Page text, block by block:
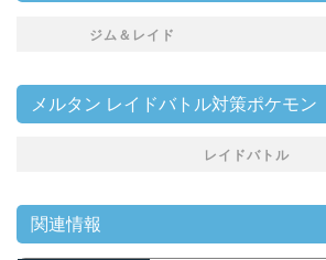
ジム＆レイド
メルタン レイドバトル対策ポケモン
レイドバトル
関連情報